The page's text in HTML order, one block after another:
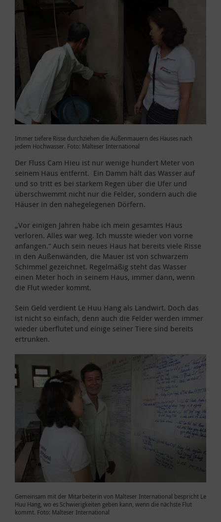
Immer tiefere Risse durchziehen die Außenmauern des Hauses nach
jedem Hochwasser. Foto: Malteser International
Der Fluss Cam Hieu ist nur wenige hundert Meter von
seinem Haus entfernt. Ein Damm hält das Wasser auf
und so tritt es bei starkem Regen über die Ufer und
überschwemmt nicht nur die Felder, sondern auch die
Häuser in den nahegelegenen Dörfern.
„Vor einigen Jahren habe ich mein gesamtes Haus
verloren. Alles war weg. Ich musste wieder von vorne
anfangen.“ Auch sein neues Haus hat bereits viele Risse
in den Außenwänden, die Mauer ist von schwarzem
Schimmel gezeichnet. Regelmäßig steht das Wasser
einen Meter hoch in seinem Haus, immer dann, wenn
die Flut wieder kommt.
Sein Geld verdient Le Huu Hang als Landwirt. Doch das
ist nicht so einfach, denn auch die Felder werden immer
wieder überflutet und einige seiner Tiere sind bereits
ertrunken.
Gemeinsam mit der Mitarbeiterin von Malteser International bespricht Le
Huu Hang, wo es Schwierigkeiten geben kann, wenn die nächste Flut
kommt. Foto: Malteser International